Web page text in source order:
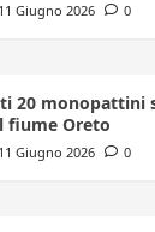
11 Giugno 2026 0
20 monopattini
fiume Oreto
11 Giugno 2026 0